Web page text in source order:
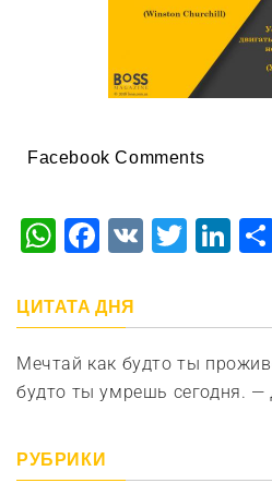
Facebook Comments
WhatsApp
Facebook
VK
ЦИТАТА ДНЯ
Мечтай как будто ты
будто ты умрешь сегодня.
РУБРИКИ